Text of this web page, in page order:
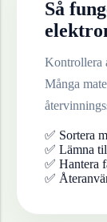
Så
Kontrollera
Många
✅ Sortera
✅ Lämna
✅ Hantera
✅